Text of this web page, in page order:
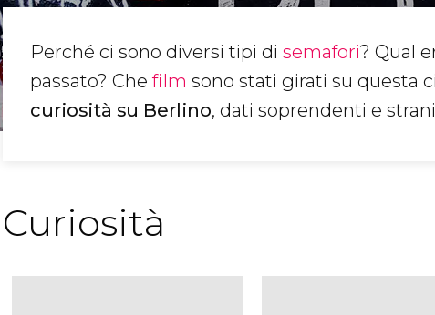
Perché ci sono diversi tipi di semafori? Qual
passato? Che film sono stati girati su questa
curiosità su Berlino, dati soprendenti e
Curiosità